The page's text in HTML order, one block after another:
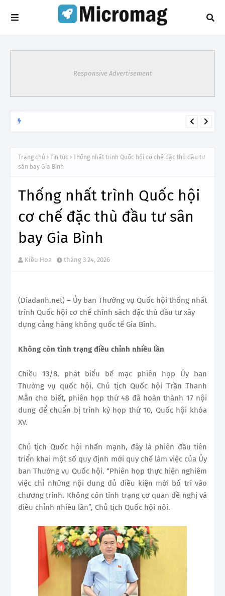
Responsive Advertisement
Lý do tạm dừng khai thác một số đường bay từ 1/4
Trang chủ Tin tức
Thống nhất trình Quốc hội cơ chế đặc thù đầu tư
sân bay Gia Bình
Thống nhất trình Quốc hội
cơ chế đặc thù đầu tư sân
bay Gia Bình
Kiều Hoa tháng 3 24, 2026
(Diadanh.net) – Ủy ban Thường vụ Quốc hội thống nhất
trình Quốc hội cơ chế chính sách đặc thù đầu tư xây
dựng cảng hàng không quốc tế Gia Bình.
Không còn tình trạng điều chỉnh nhiều lần
Chiều 13/8, phát biểu bế mạc phiên họp Ủy ban
Thường vụ quốc hội, Chủ tịch Quốc hội Trần Thanh
Mẫn cho biết, phiên họp thứ 48 đã hoàn thành 17 nội
dung để chuẩn bị trình kỳ họp thứ 10, Quốc hội khóa
XV.
Chủ tịch Quốc hội nhấn mạnh, đây là phiên đầu tiên
triển khai một số quy định mới quy chế làm việc của Ủy
ban Thường vụ Quốc hội. “Phiên họp thực hiện nghiêm
việc chỉ những nội dung đủ điều kiện mới bố trí vào
chương trình. Không còn tình trạng cơ quan đề nghị và
điều chỉnh nhiều lần”, Chủ tịch Quốc hội nói.